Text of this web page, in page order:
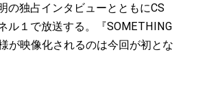
の独占インタビューとともにCS
ル１で放送する。『SOMETHING
が映像化されるのは今回が初とな